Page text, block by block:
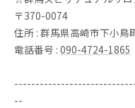
〒370-0074
住所 : 群馬県高崎市下小鳥
電話番号 : 090-4724-1865
--